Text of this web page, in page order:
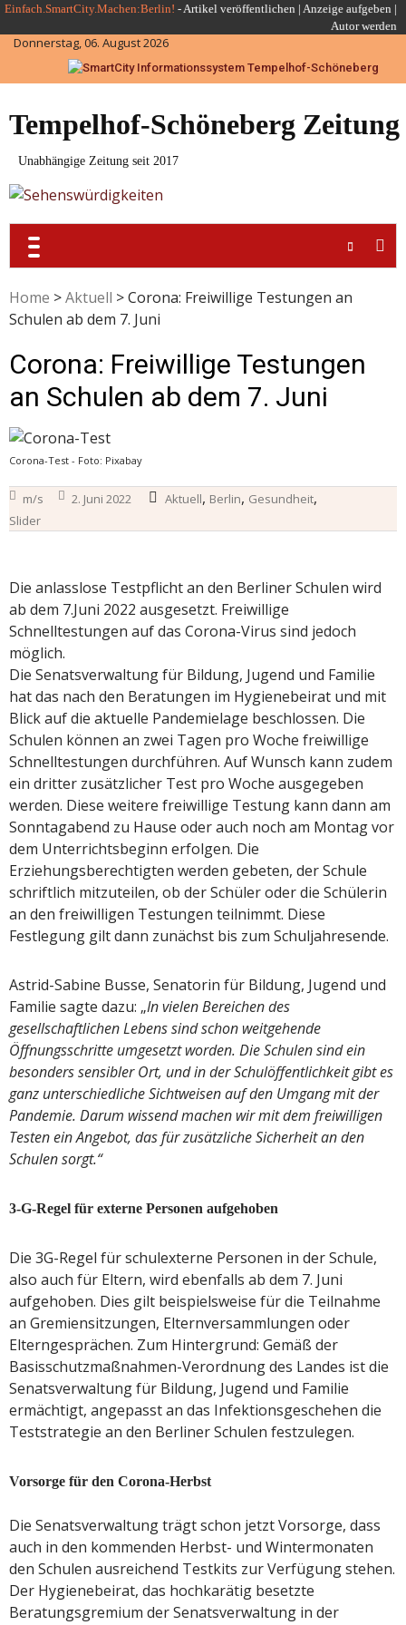
Skip
to
content
Einfach.SmartCity.Machen:Berlin! -Artikel veröffentlichen | Anzeige aufgeben |
Autor werden
Donnerstag, 06. August 2026
Tempelhof-Schöneberg Zeitung
Unabhängige Zeitung seit 2017
Home >Aktuell >Corona: Freiwillige Testungen an
Schulen ab dem 7. Juni
Corona: Freiwillige Testungen
an Schulen ab dem 7. Juni
Corona-Test - Foto: Pixabay
m/s 2. Juni 2022 Aktuell, Berlin, Gesundheit,
Slider
Die anlasslose Testpflicht an den Berliner Schulen wird
ab dem 7.Juni 2022 ausgesetzt. Freiwillige
Schnelltestungen auf das Corona-Virus sind jedoch
möglich.
Die Senatsverwaltung für Bildung, Jugend und Familie
hat das nach den Beratungen im Hygienebeirat und mit
Blick auf die aktuelle Pandemielage beschlossen. Die
Schulen können an zwei Tagen pro Woche freiwillige
Schnelltestungen durchführen. Auf Wunsch kann zudem
ein dritter zusätzlicher Test pro Woche ausgegeben
werden. Diese weitere freiwillige Testung kann dann am
Sonntagabend zu Hause oder auch noch am Montag vor
dem Unterrichtsbeginn erfolgen. Die
Erziehungsberechtigten werden gebeten, der Schule
schriftlich mitzuteilen, ob der Schüler oder die Schülerin
an den freiwilligen Testungen teilnimmt. Diese
Festlegung gilt dann zunächst bis zum Schuljahresende.
Astrid-Sabine Busse, Senatorin für Bildung, Jugend und
Familie sagte dazu: „In vielen Bereichen des
gesellschaftlichen Lebens sind schon weitgehende
Öffnungsschritte umgesetzt worden. Die Schulen sind ein
besonders sensibler Ort, und in der Schulöffentlichkeit gibt es
ganz unterschiedliche Sichtweisen auf den Umgang mit der
Pandemie. Darum wissend machen wir mit dem freiwilligen
Testen ein Angebot, das für zusätzliche Sicherheit an den
Schulen sorgt.“
3-G-Regel für externe Personen aufgehoben
Die 3G-Regel für schulexterne Personen in der Schule,
also auch für Eltern, wird ebenfalls ab dem 7. Juni
aufgehoben. Dies gilt beispielsweise für die Teilnahme
an Gremiensitzungen, Elternversammlungen oder
Elterngesprächen. Zum Hintergrund: Gemäß der
Basisschutzmaßnahmen-Verordnung des Landes ist die
Senatsverwaltung für Bildung, Jugend und Familie
ermächtigt, angepasst an das Infektionsgeschehen die
Teststrategie an den Berliner Schulen festzulegen.
Vorsorge für den Corona-Herbst
Die Senatsverwaltung trägt schon jetzt Vorsorge, dass
auch in den kommenden Herbst- und Wintermonaten
den Schulen ausreichend Testkits zur Verfügung stehen.
Der Hygienebeirat, das hochkarätig besetzte
Beratungsgremium der Senatsverwaltung in der